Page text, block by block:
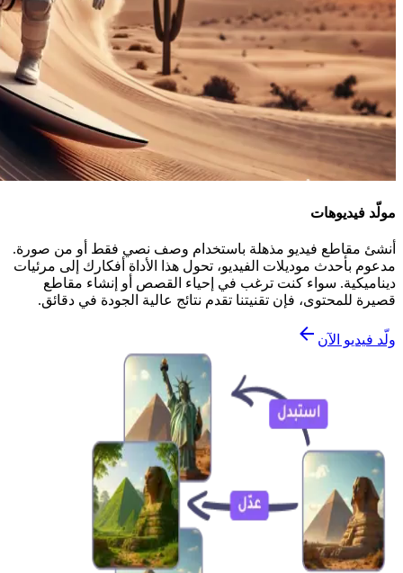
مولّد فيديوهات
أنشئ مقاطع فيديو مذهلة باستخدام وصف نصي فقط أو من صورة.
مدعوم بأحدث موديلات الفيديو، تحول هذا الأداة أفكارك إلى مرئيات
ديناميكية. سواء كنت ترغب في إحياء القصص أو إنشاء مقاطع
قصيرة للمحتوى، فإن تقنيتنا تقدم نتائج عالية الجودة في دقائق.
ولّد فيديو الآن